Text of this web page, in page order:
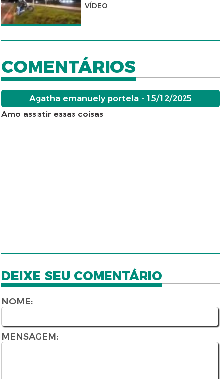
VÍDEO
COMENTÁRIOS
Agatha emanuely portela - 15/12/2025
Amo assistir essas coisas
DEIXE SEU COMENTÁRIO
NOME:
MENSAGEM: